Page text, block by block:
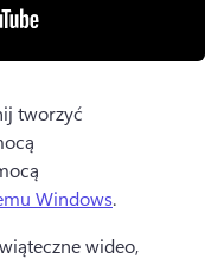
tworzyć
Windows.
wideo,